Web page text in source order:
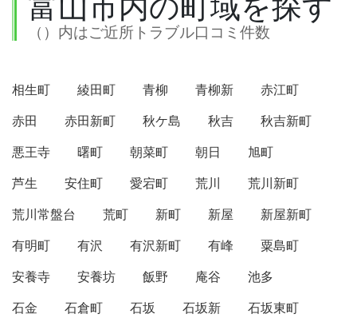
（）内はご近所トラブル口コミ件数
相生町 綾田町 青柳 青柳新
赤江町
赤田
赤田新町 秋ケ島 秋吉
秋吉新町
悪王寺
曙町 朝菜町 朝日
旭町
芦生
安住町 愛宕町 荒川
荒川新町
荒川常盤台
荒町 新町 新屋
新屋新町
有明町
有沢 有沢新町 有峰
粟島町
安養寺
安養坊 飯野 庵谷
池多
石金
石倉町 石坂 石坂新
石坂東町